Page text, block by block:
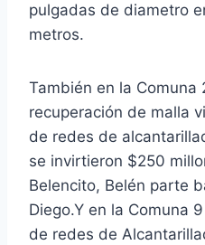
pulgadas de diametro
metros.
También en la Comuna
recuperación de malla
de redes de
se invirtieron $250
Belencito, Belén parte
Diego.Y en la Comuna
de redes de